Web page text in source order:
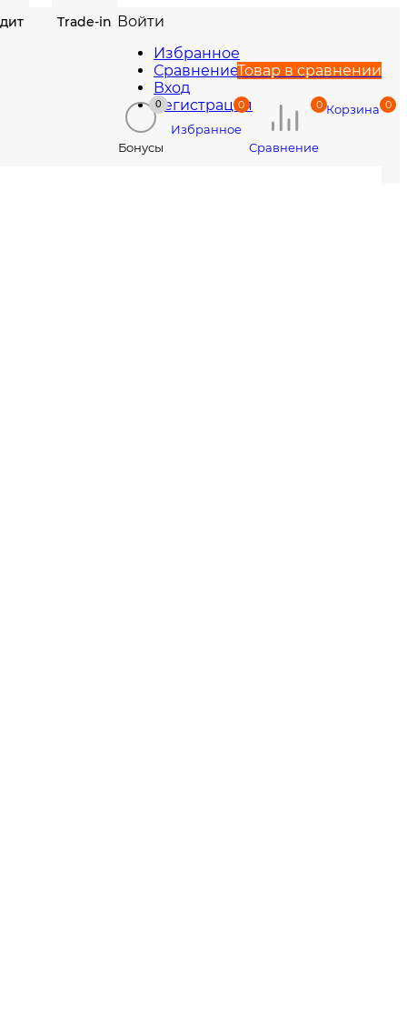
Trade-in Войти
Избранное
СравнениеТовар в сравнении
Вход
Регистрация
0
Бонусы
0
Избранное
0
Сравнение
0
Корзина